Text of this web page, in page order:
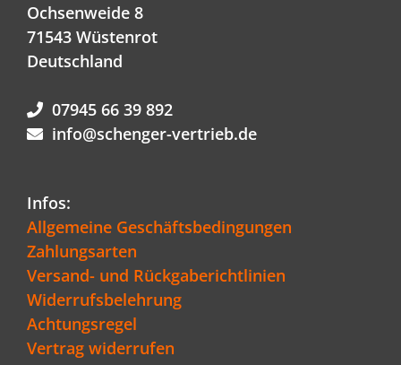
Ochsenweide 8
71543 Wüstenrot
Deutschland
07945 66 39 892
info@schenger-vertrieb.de
Infos:
Allgemeine Geschäftsbedingungen
Zahlungsarten
Versand- und Rückgaberichtlinien
Widerrufsbelehrung
Achtungsregel
Vertrag widerrufen